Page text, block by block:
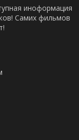
иноформация
Самих фильмов